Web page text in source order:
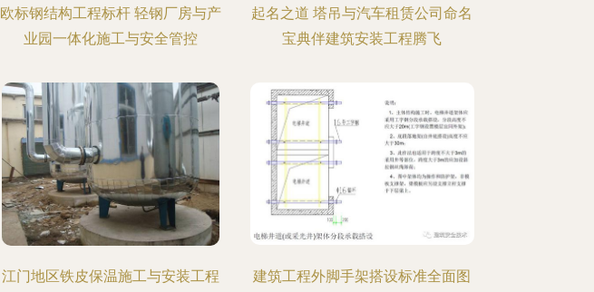
欧标钢结构工程标杆 轻钢厂房与产
业园一体化施工与安全管控
起名之道 塔吊与汽车租赁公司命名
宝典伴建筑安装工程腾飞
江门地区铁皮保温施工与安装工程
建筑工程外脚手架搭设标准全面图